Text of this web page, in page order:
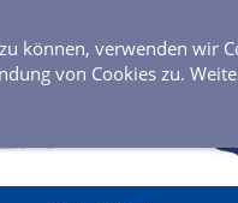
können, verwenden wir
von Cookies zu.